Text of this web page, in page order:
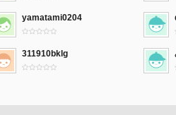
yamatami0204
311910bklg